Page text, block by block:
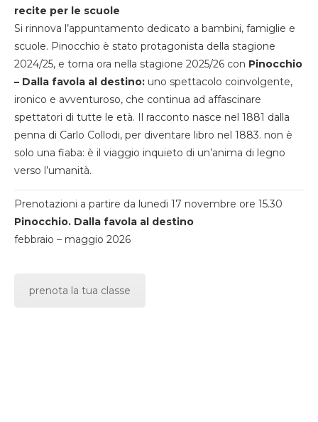
recite per le scuole
Si rinnova l’appuntamento dedicato a bambini, famiglie e
scuole. Pinocchio è stato protagonista della stagione
2024/25, e torna ora nella stagione 2025/26 con Pinocchio
– Dalla favola al destino: uno spettacolo coinvolgente,
ironico e avventuroso, che continua ad affascinare
spettatori di tutte le età. Il racconto nasce nel 1881 dalla
penna di Carlo Collodi, per diventare libro nel 1883. non è
solo una fiaba: è il viaggio inquieto di un’anima di legno
verso l’umanità.
Prenotazioni a partire da lunedi 17 novembre ore 15.30
Pinocchio. Dalla favola al destino
febbraio – maggio 2026
prenota la tua classe